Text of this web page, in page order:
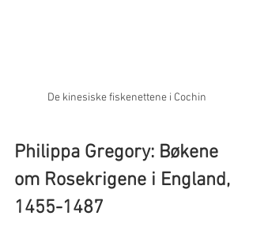
De kinesiske fiskenettene i Cochin
Philippa Gregory: Bøkene
om Rosekrigene i England,
1455-1487